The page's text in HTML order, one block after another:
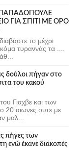
ΠΑΠΑΔΟΠΟΥΛΕ
ΓΙΑ ΣΠΙΤΙ ΜΕ ΟΡΟ
το μέχρι
τυραννάς τα ....
δούλοι πήγαν στο
του κακού
Γιαχβε και των
αιωνες ουτε με
μαλ...
πήγες των
ενώ έκανε διακοπές